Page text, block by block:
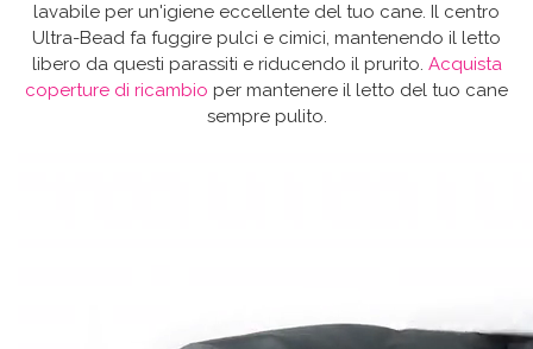
lavabile per un'igiene eccellente del tuo cane. Il centro
Ultra-Bead fa fuggire pulci e cimici, mantenendo il letto
libero da questi parassiti e riducendo il prurito. Acquista
coperture di ricambio per mantenere il letto del tuo cane
sempre pulito.